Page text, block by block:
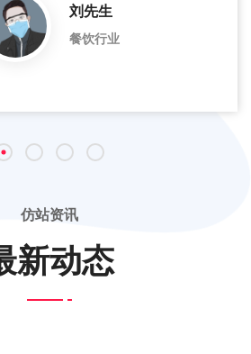
刘先生
餐饮行业
仿站资讯
新动态